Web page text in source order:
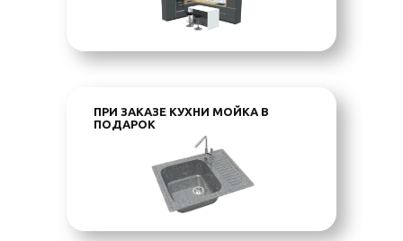
ПРИ ЗАКАЗЕ КУХНИ МОЙКА В
ПОДАРОК